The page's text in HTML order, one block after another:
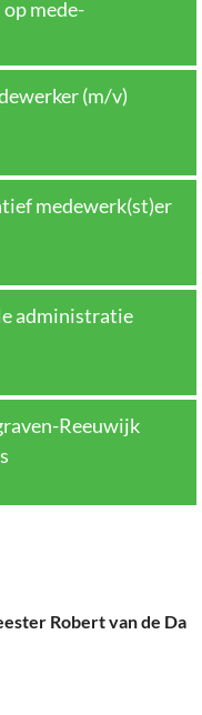
mede-
(m/v)
medewerk(st)er
administratie
Reeuwijk
Robert van de Da